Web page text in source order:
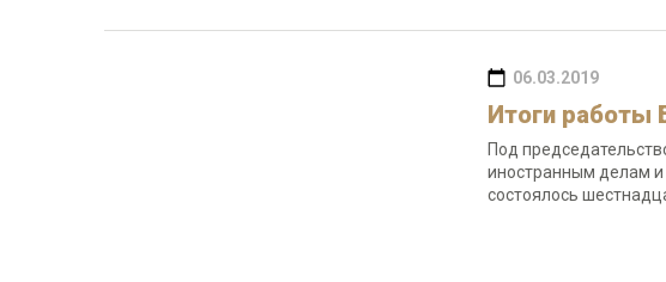
06.03.2019
Итоги работы
Под
иностранным делам
состоялось